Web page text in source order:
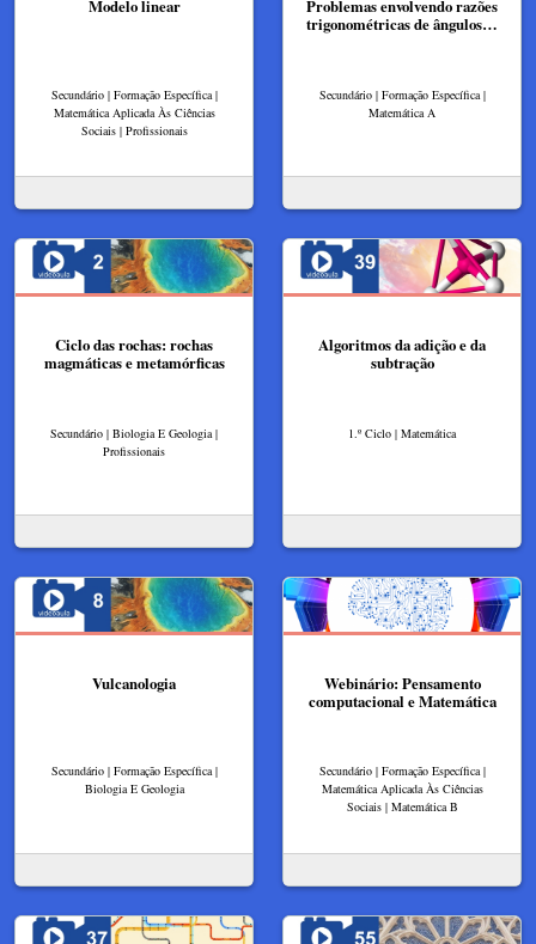
Modelo linear​
Secundário | Formação Específica |
Matemática Aplicada Às Ciências
Sociais | Profissionais
Problemas envolvendo razões
trigonométricas de ângulos…
Secundário | Formação Específica |
Matemática A
Ciclo das rochas: rochas
magmáticas e metamórficas
Secundário | Biologia E Geologia |
Profissionais
Algoritmos da adição e da
subtração
1.º Ciclo | Matemática
Vulcanologia
Secundário | Formação Específica |
Biologia E Geologia
Webinário: Pensamento
computacional e Matemática
Secundário | Formação Específica |
Matemática Aplicada Às Ciências
Sociais | Matemática B